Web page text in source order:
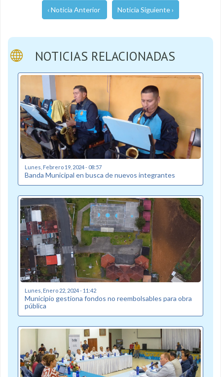
‹ Noticia Anterior Noticia Siguiente ›
NOTICIAS RELACIONADAS
Lunes, Febrero 19, 2024 - 08:57
Banda Municipal en busca de nuevos integrantes
Lunes, Enero 22, 2024 - 11:42
Municipio gestiona fondos no reembolsables para obra
pública